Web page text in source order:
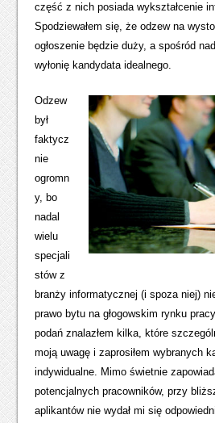
część z nich posiada wykształcenie
Spodziewałem się, że odzew na
ogłoszenie będzie duży, a spośród
wyłonię kandydata idealnego.
Odzew
był
faktycz
nie
ogromn
y, bo
nadal
wielu
specjali
stów z
branży informatycznej (i spoza niej)
prawo bytu na głogowskim rynku
podań znalazłem kilka, które
moją uwagę i zaprosiłem wybranych
indywidualne. Mimo świetnie
potencjalnych pracowników, przy
aplikantów nie wydał mi się